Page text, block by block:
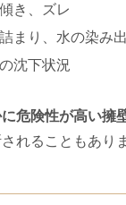
き、ズレ
まり、水の染み
沈下状況
危険性が高い擁
れることもあり